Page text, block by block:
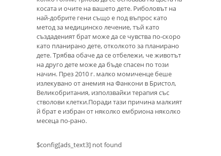
косата и очите на вашето дете. Риболовът на
най-добрите гени също е под въпрос като
метод за медицинско лечение, тъй като
създаденият брат може да се чувства по-скоро
като планирано дете, отколкото за планирано
дете. Трябва обаче да се отбележи, че животът
на друго дете може да бъде спасен по този
начин. През 2010 г. малко момиченце беше
излекувано от анемия на Фанкони в Бристол,
Великобритания, използвайки терапия със
стволови клетки.Поради тази причина малкият
й брат е избран от няколко ембриона няколко
месеца по-рано.
$config[ads_text3] not found